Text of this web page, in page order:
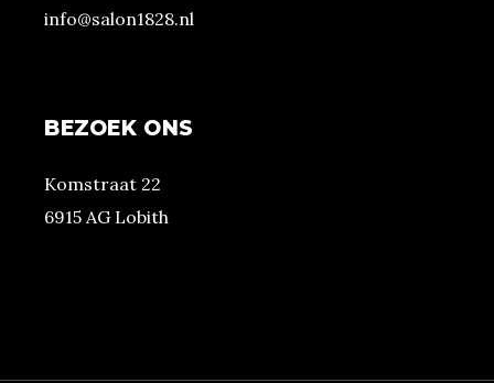
info@salon1828.nl
BEZOEK ONS
Komstraat 22
6915 AG Lobith